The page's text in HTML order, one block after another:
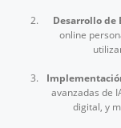
Desarrollo de
online
avanzadas de
digital, y